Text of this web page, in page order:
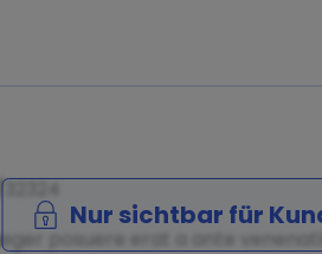
posuere erat a ante
Nur sichtbar für